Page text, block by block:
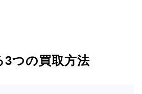
3つの買取方法